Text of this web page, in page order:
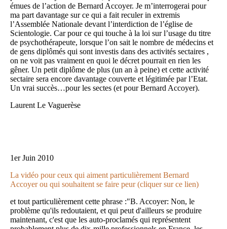
émues de l’action de Bernard Accoyer. Je m’interrogerai pour
ma part davantage sur ce qui a fait reculer in extremis
l’Assemblée Nationale devant l’interdiction de l’église de
Scientologie. Car pour ce qui touche à la loi sur l’usage du titre
de psychothérapeute, lorsque l’on sait le nombre de médecins et
de gens diplômés qui sont investis dans des activités sectaires ,
on ne voit pas vraiment en quoi le décret pourrait en rien les
gêner. Un petit diplôme de plus (un an à peine) et cette activité
sectaire sera encore davantage couverte et légitimée par l’Etat.
Un vrai succès…pour les sectes (et pour Bernard Accoyer).
Laurent Le Vaguerèse
1er Juin 2010
La vidéo pour ceux qui aiment particulièrement Bernard
Accoyer ou qui souhaitent se faire peur (cliquer sur ce lien)
et tout particulièrement cette phrase :"B. Accoyer: Non, le
problème qu'ils redoutaient, et qui peut d'ailleurs se produire
maintenant, c'est que les auto-proclamés qui représentent